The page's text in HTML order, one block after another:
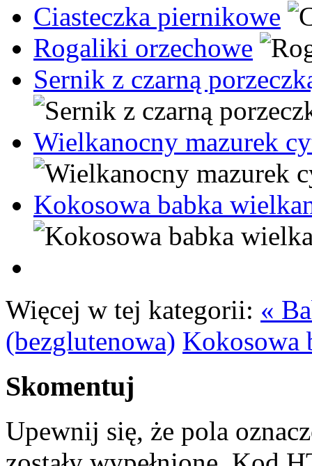
Ciasteczka piernikowe
Rogaliki orzechowe
Sernik z czarną
Wielkanocny mazurek
Kokosowa babka
Więcej w tej kategorii: «
(bezglutenowa) Kokosowa
Skomentuj
Upewnij się, że pola